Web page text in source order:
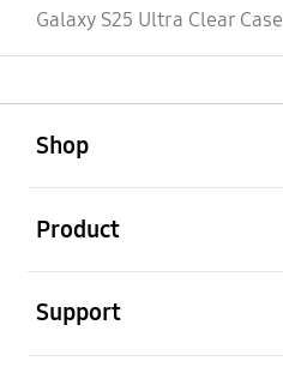
Galaxy S25 Ultra Clear Case
Shop
Product
Support